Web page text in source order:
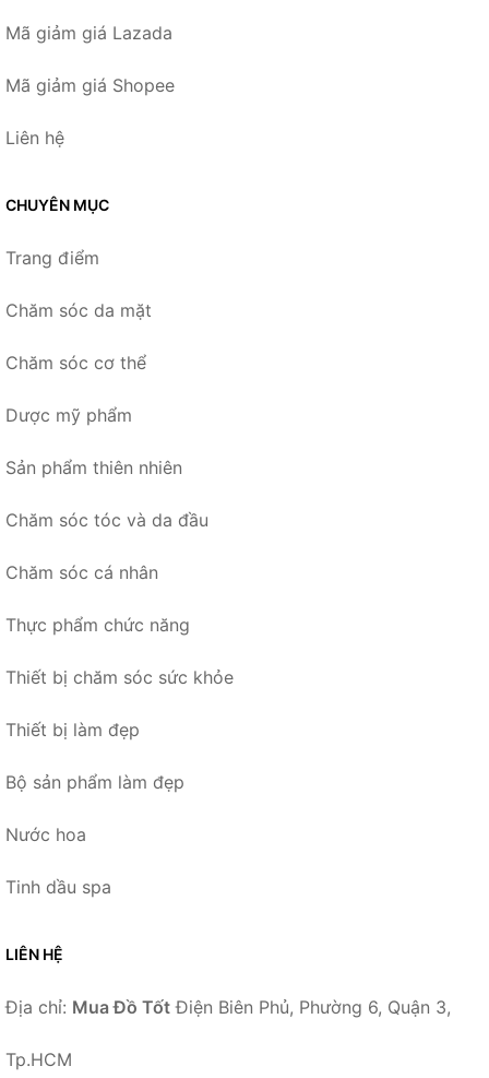
Mã giảm giá Lazada
Mã giảm giá Shopee
Liên hệ
CHUYÊN MỤC
Trang điểm
Chăm sóc da mặt
Chăm sóc cơ thể
Dược mỹ phẩm
Sản phẩm thiên nhiên
Chăm sóc tóc và da đầu
Chăm sóc cá nhân
Thực phẩm chức năng
Thiết bị chăm sóc sức khỏe
Thiết bị làm đẹp
Bộ sản phẩm làm đẹp
Nước hoa
Tinh dầu spa
LIÊN HỆ
Địa chỉ: Mua Đồ Tốt Điện Biên Phủ, Phường 6, Quận 3,
Tp.HCM